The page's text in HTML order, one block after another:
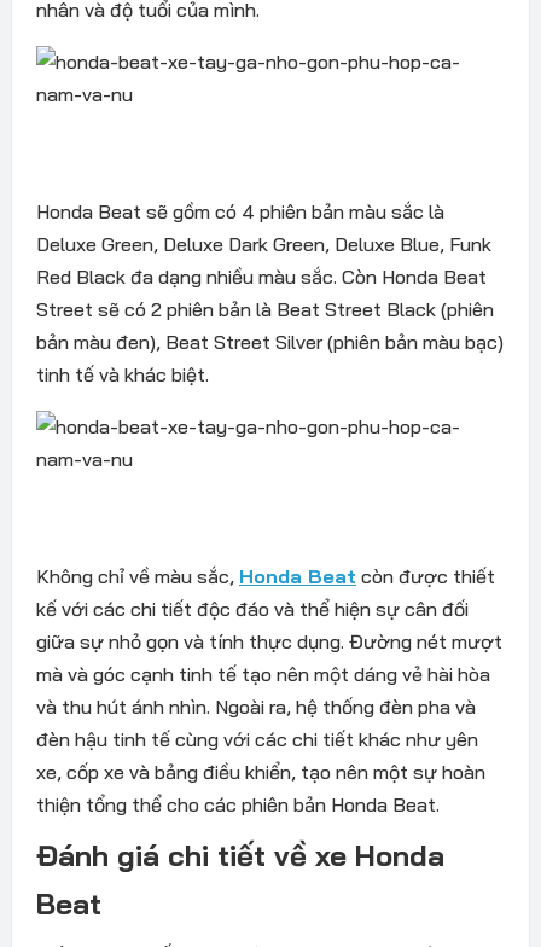
nhân và độ tuổi của mình.
Honda Beat sẽ gồm có 4 phiên bản màu sắc là
Deluxe Green, Deluxe Dark Green, Deluxe Blue, Funk
Red Black đa dạng nhiều màu sắc. Còn Honda Beat
Street sẽ có 2 phiên bản là Beat Street Black (phiên
bản màu đen), Beat Street Silver (phiên bản màu bạc)
tinh tế và khác biệt.
Không chỉ về màu sắc, Honda Beat còn được thiết
kế với các chi tiết độc đáo và thể hiện sự cân đối
giữa sự nhỏ gọn và tính thực dụng. Đường nét mượt
mà và góc cạnh tinh tế tạo nên một dáng vẻ hài hòa
và thu hút ánh nhìn. Ngoài ra, hệ thống đèn pha và
đèn hậu tinh tế cùng với các chi tiết khác như yên
xe, cốp xe và bảng điều khiển, tạo nên một sự hoàn
thiện tổng thể cho các phiên bản Honda Beat.
Đánh giá chi tiết về xe Honda
Beat